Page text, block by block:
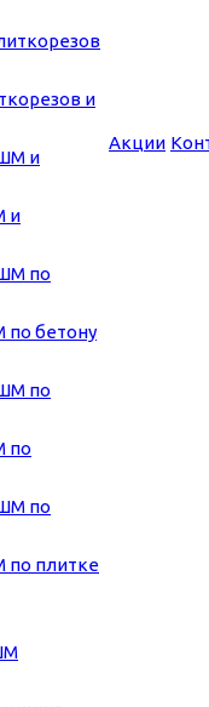
и
и
бетону
по
по плитке
Акции